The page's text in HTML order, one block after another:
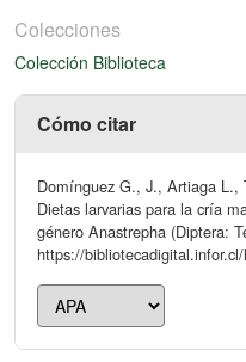
Colecciones
Colección Biblioteca
Cómo citar
Domínguez G., J., Artiaga
Dietas larvarias para la cría
género Anastrepha (Diptera:
https://